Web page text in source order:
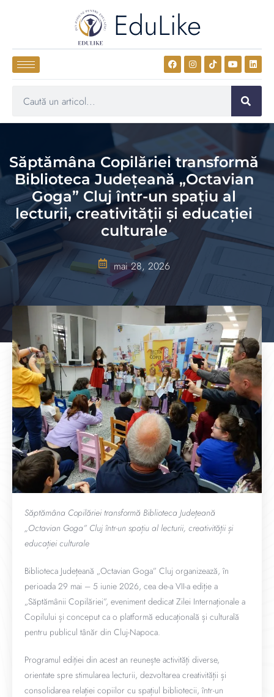
EduLike
Săptămâna Copilăriei transformă
Biblioteca Județeană „Octavian
Goga” Cluj într-un spațiu al
lecturii, creativității și educației
culturale
mai 28, 2026
Săptămâna Copilăriei transformă Biblioteca Județeană
„Octavian Goga” Cluj într-un spațiu al lecturii, creativității și
educației culturale
Biblioteca Județeană „Octavian Goga” Cluj organizează, în
perioada 29 mai – 5 iunie 2026, cea de-a VII-a ediție a
„Săptămânii Copilăriei”, eveniment dedicat Zilei Internaționale a
Copilului și conceput ca o platformă educațională și culturală
pentru publicul tânăr din Cluj-Napoca.
Programul ediției din acest an reunește activități diverse,
orientate spre stimularea lecturii, dezvoltarea creativității și
consolidarea relației copiilor cu spațiul bibliotecii, într-un